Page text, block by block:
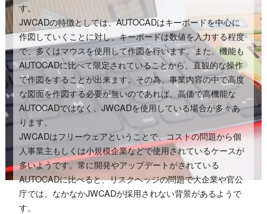
す。
JWCADの特徴としては、AUTOCADはキーボードを中心に
作図していくことに対し、キーボードは数値を入力する程度
で、多くはマウスを使用して作図を行います。また、機能も
AUTOCADに比べて限定されていることから、直観的な操作
で作図をすることが出来ます。その為、事業内容の中で高度
な図面を作図する必要が無いのであれば、高価で高機能な
AUTOCADではなく、JWCADを使用している場合が多々あ
ります。
JWCADはフリーウェアということで、コストの問題から個
人事業主もしくは小規模企業などで使用されているケースが
多いようです。常に開発やアップデートがされている
AUTOCADに比べると、リスクヘッジの問題で大企業や官公
庁では、なかなかJWCADが採用されない背景があるようで
す。